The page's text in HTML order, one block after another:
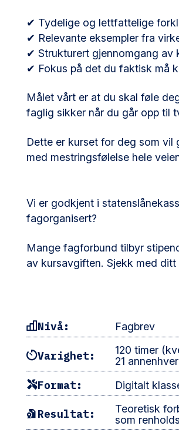
✔ Tydelige og lettfattelige
✔ Relevante eksempler fra
✔ Strukturert gjennomgang av
✔ Fokus på det du faktisk må
Målet vårt er at du skal føle
faglig sikker når du går opp til
Dette er kurset for deg som vil
med mestringsfølelse hele
Vi er godkjent i
fagorganisert?
Mange fagforbund tilbyr
av kursavgiften. Sjekk med ditt
Nivå: Fagbrev
Varighet:
120 timer
21
Format: Digitalt
Resultat:
Teoretisk
som